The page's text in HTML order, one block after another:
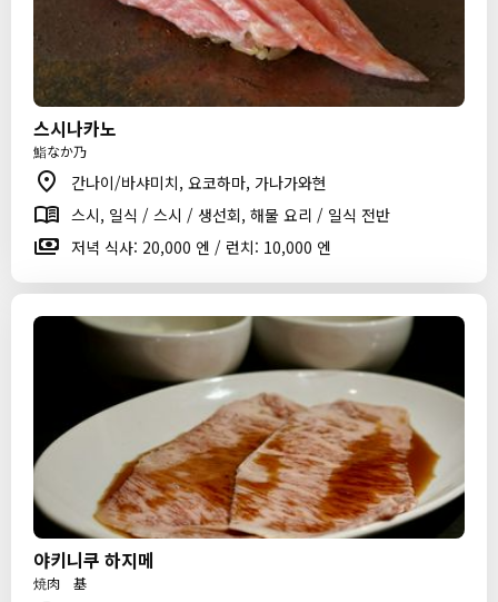
스시나카노
鮨なか乃
간나이/바샤미치, 요코하마, 가나가와현
스시, 일식 / 스시 / 생선회, 해물 요리 / 일식 전반
저녁 식사: 20,000 엔 / 런치: 10,000 엔
야키니쿠 하지메
焼肉 基